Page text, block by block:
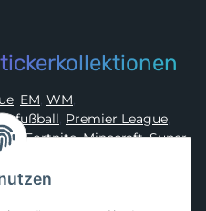
, EM, WM,
, Premier League,
Fortnite,Minecraft,Super